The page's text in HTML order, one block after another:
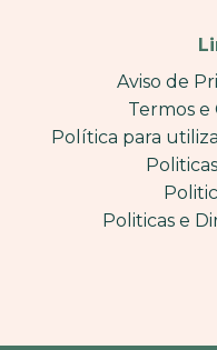
Aviso de
Termos e
Política para
Politicas e